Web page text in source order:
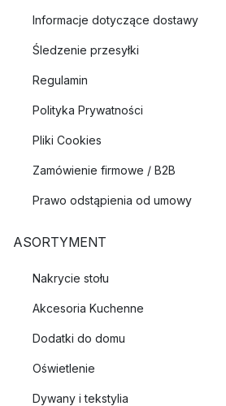
Informacje dotyczące dostawy
Śledzenie przesyłki
Regulamin
Polityka Prywatności
Pliki Cookies
Zamówienie firmowe / B2B
Prawo odstąpienia od umowy
ASORTYMENT
Nakrycie stołu
Akcesoria Kuchenne
Dodatki do domu
Oświetlenie
Dywany i tekstylia